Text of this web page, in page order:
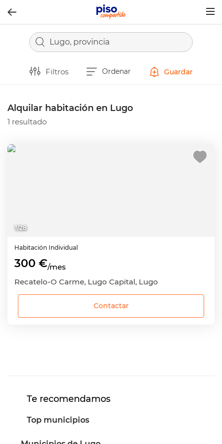
Lugo, provincia
Filtros Ordenar Guardar
Alquilar habitación en Lugo
1 resultado
1/28
Habitación Individual
300 €/mes
Recatelo-O Carme, Lugo Capital, Lugo
Contactar
Te recomendamos
Top municipios